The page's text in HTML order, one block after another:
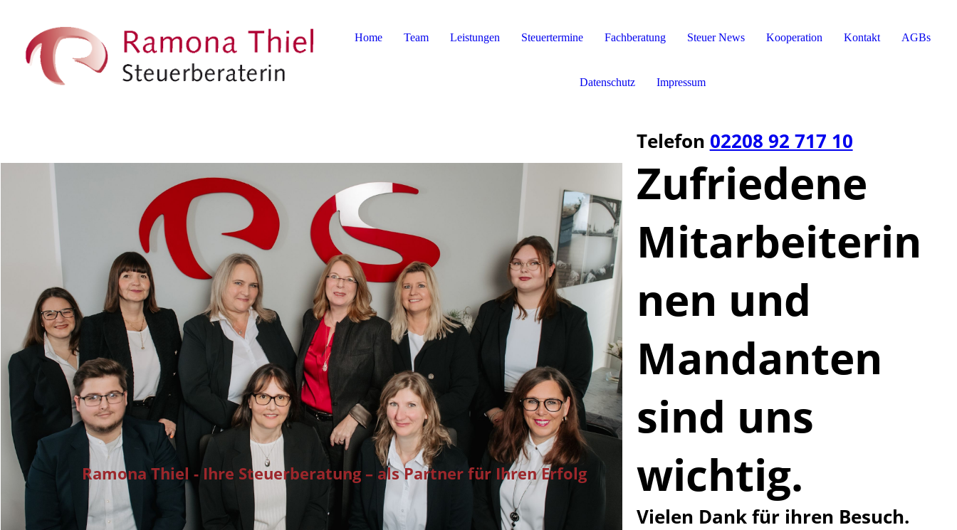
Home Team Leistungen Steuertermine Fachberatung Steuer News Kooperation Kontakt AGBs
Datenschutz Impressum
Ramona Thiel - Ihre Steuerberatung – als Partner für Ihren Erfolg
Telefon 02208 92 717 10
Zufriedene
Mitarbeiterin
nen und
Mandanten
sind uns
wichtig.
Vielen Dank für ihren Besuch.